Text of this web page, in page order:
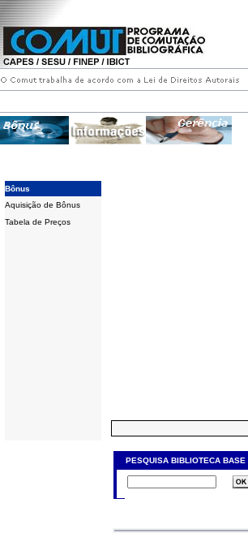
Bônus
Aquisição de Bônus
Tabela de Preços
PESQUISA BIBLIOTECA BASE